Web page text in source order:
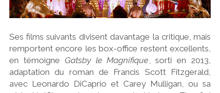
Ses films suivants divisent davantage la critique, mais
remportent encore les box-office restent excellents,
en témoigne Gatsby le Magnifique , sorti en 2013,
adaptation du roman de Francis Scott Fitzgerald,
avec Leonardo DiCaprio et Carey Mulligan, ou sa